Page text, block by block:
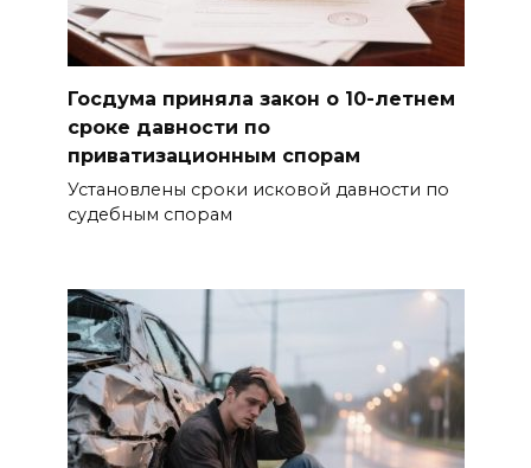
Госдума приняла закон о 10-летнем
сроке давности по
приватизационным спорам
Установлены сроки исковой давности по
судебным спорам